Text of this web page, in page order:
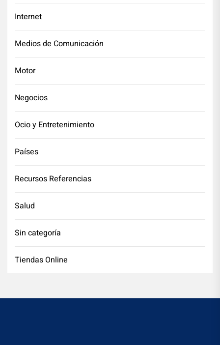
Internet
Medios de Comunicación
Motor
Negocios
Ocio y Entretenimiento
Países
Recursos Referencias
Salud
Sin categoría
Tiendas Online